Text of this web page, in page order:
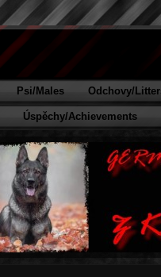
Psi/Males Odchovy/
Úspěchy/Achievements